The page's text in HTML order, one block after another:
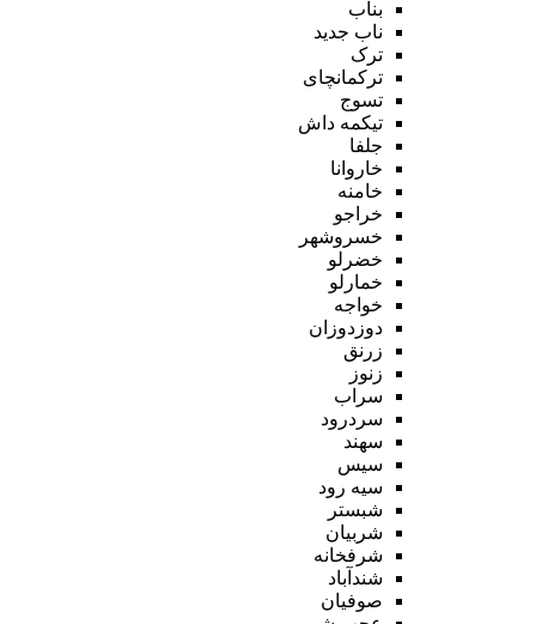
بناب
ناب جدید
ترک
ترکمانچای
تسوج
تیکمه داش
جلفا
خاروانا
خامنه
خراجو
خسروشهر
خضرلو
خمارلو
خواجه
دوزدوزان
زرنق
زنوز
سراب
سردرود
سهند
سیس
سیه رود
شبستر
شربیان
شرفخانه
شندآباد
صوفیان